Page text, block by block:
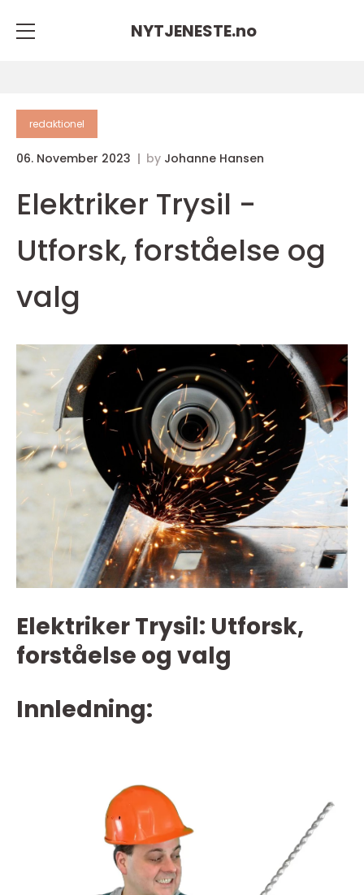
NYTJENESTE.no
redaktionel
06. November 2023 by Johanne Hansen
Elektriker Trysil -
Utforsk, forståelse og
valg
Elektriker Trysil: Utforsk,
forståelse og valg
Innledning: